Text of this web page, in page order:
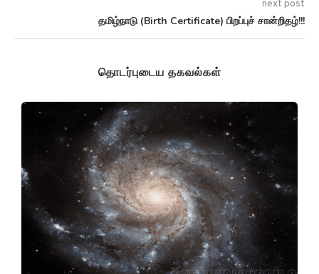
next post
தமிழ்நாடு (Birth Certificate) பிறப்புச் சான்றிதழ்!!!
தொடர்புடைய தகவல்கள்